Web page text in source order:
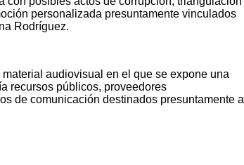
personalizada presuntamente vinculados
Rodríguez.
audiovisual en el que se expone una
recursos públicos, proveedores
de comunicación destinados presuntamente a